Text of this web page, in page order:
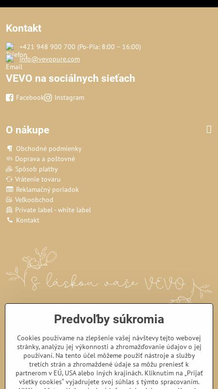
Kontakt
+421 948 900 700 (Po‑Pia: 8:00 – 16:00)
info@vevopure.com
VEVO na sociálnych sieťach
Facebook Instagram
O nákupe
Obchodné podmienky
Doprava a poštovné
Spôsob platby
Vrátenie tovaru
Reklamačný poriadok
Veľkoobchod
Private label - white label
Kontakt
Predvoľby súkromia
Cookies používame na zlepšenie vašej návštevy tejto webovej
stránky, analýzu jej výkonnosti a zhromažďovanie údajov o jej
používaní. Na tento účel môžeme použiť nástroje a služby
tretích strán a zhromaždené údaje sa môžu preniesť k
partnerom v EÚ, USA alebo iných krajinách. Kliknutím na „Prijať
všetky cookies“ vyjadrujete svoj súhlas s týmto spracovaním.